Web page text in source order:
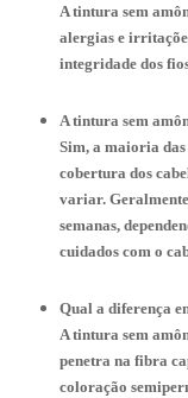
A tintura sem
alergias e
integridade dos
A tintura sem
Sim, a maioria
cobertura dos
variar.
semanas,
cuidados com o
Qual a diferença
A tintura sem
penetra na fibra
coloração